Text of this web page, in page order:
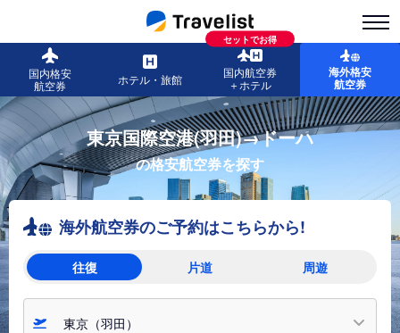
国内格安
航空券
ホテル・旅館
セットでお得
国内航空券
＋ホテル
海外格安
航空券
東京国際空港(羽田)→ドーハ
の格安航空券を探す
海外航空券のご予約はこちらから!
往復 片道 周遊
東京（羽田）